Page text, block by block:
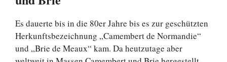
Es dauerte bis in die 80er Jahre bis es zur geschützten
Herkunftsbezeichnung „Camembert de Normandie“
und „Brie de Meaux“ kam. Da heutzutage aber